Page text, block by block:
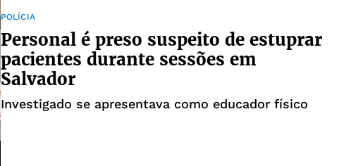
POLÍCIA
Personal é preso suspeito de estuprar
pacientes durante sessões em
Salvador
Investigado se apresentava como educador físico